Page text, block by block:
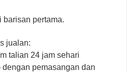
barisan pertama.
jualan:
talian 24 jam sehari
pemasangan dan